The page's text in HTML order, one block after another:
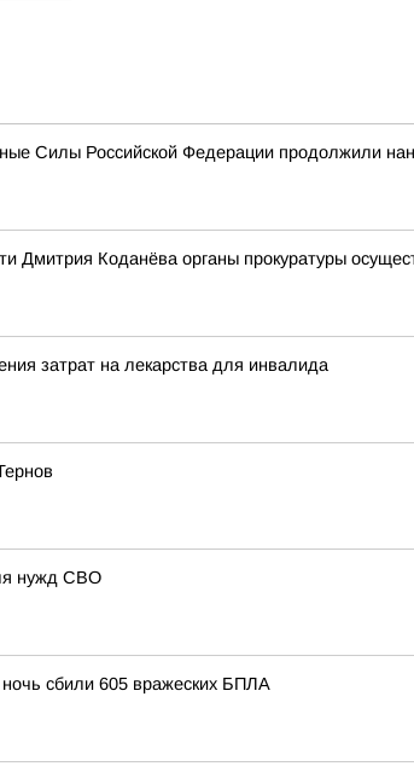
Силы Российской Федерации продолжили
Дмитрия Коданёва органы прокуратуры
затрат на лекарства для инвалида
нужд СВО
сбили 605 вражеских БПЛА